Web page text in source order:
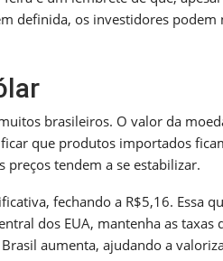
definida, os investidores
brasileiros. O valor da
que produtos importados
tendem a se estabilizar.
fechando a R$5,16. Essa
dos EUA, mantenha as
aumenta, ajudando a